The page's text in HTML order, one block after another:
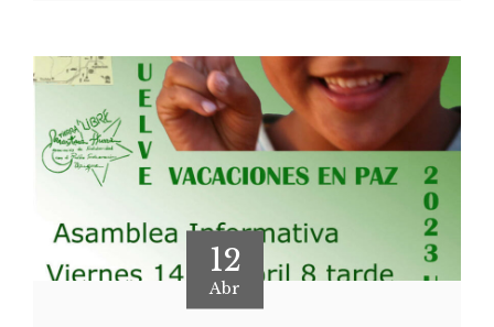
12
Abr